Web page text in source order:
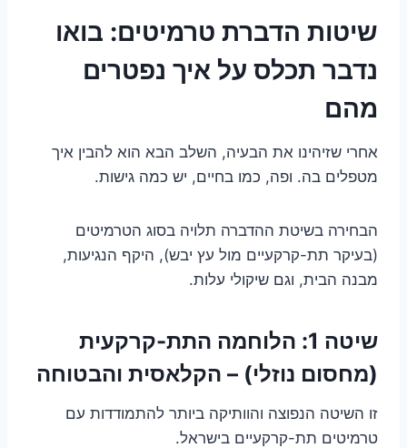
שיטות הדברת טרמיטים: בואו
נדבר תכלס על איך נפטרים
מהם
אחרי שזיהינו את הבעיה, השלב הבא הוא להבין איך
מטפלים בה. ופה, כמו בחיים, יש כמה גישות.
הבחירה בשיטת ההדברה תלויה בסוג הטרמיטים
(בעיקר תת-קרקעיים מול עץ יבש), היקף הנגיעות,
מבנה הבית, וגם שיקולי עלות.
שיטה 1: הלוחמה התת-קרקעית
(מחסום נוזלי) – הקלאסית והבטוחה
זו השיטה הנפוצה והוותיקה ביותר להתמודדות עם
טרמיטים תת-קרקעיים בישראל.